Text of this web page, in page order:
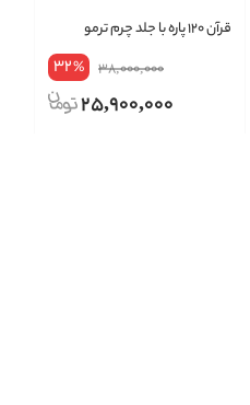
قرآن ۱۲۰ پاره با جلد چرم ترمو
38,000,000
32%
25,900,000